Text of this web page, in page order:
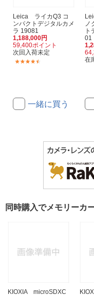
Leica ライカQ3 コ
ンパクトデジタルカメ
ラ 19081
1,188,000円
59,400ポイント
次回入荷未定
一緒に買う
ノ
ト
01
在
同時購入でメモリーカ
KIOXIA microSDXC